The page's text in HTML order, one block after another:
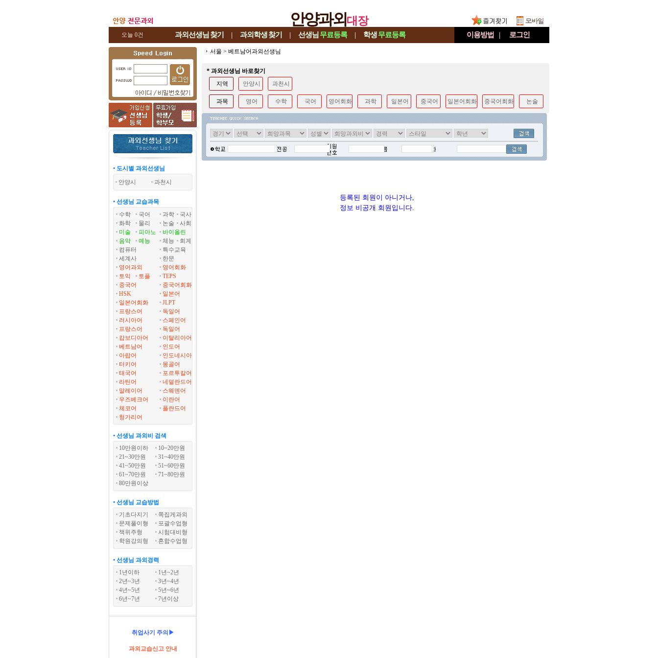
안양과외대장
오늘 0건 과외선생님 찾기 | 과외학생찾기 | 선생님 무료등록 | 학생무료등록 이용방법 | 로그인
• 도시별 과외선생님
안양시
과천시
• 선생님 교습과목
수학
국어 과학
국사
화학
물리 논술
사회
미술
피아노
바이올린
음악
예능 체능
회계
컴퓨터
특수교육
세계사
한문
영어과외
영어회화
토익
토플
TEPS
중국어
중국어회화
HSK
일본어
일본어회화
JLPT
프랑스어
독일어
러시아어
스페인어
프랑스어
독일어
캄보디아어
이탈리아어
베트남어
인도어
아랍어
인도네시아
터키어
몽골어
태국어
포르투칼어
라틴어
네덜란드어
말레이어
스웨덴어
우즈베크어
이란어
체코어
폴란드어
헝가리어
• 선생님 과외비 검색
10만원이하
10~20만원
21~30만원
31~40만원
41~50만원
51~60만원
61~70만원
71~80만원
80만원이상
• 선생님 교습방법
기초다지기
쪽집게과외
문제풀이형
포괄수업형
책위주형
시험대비형
학원강의형
혼합수업형
• 선생님 과외경력
1년이하
1년~2년
2년~3년
3년~4년
4년~5년
5년~6년
6년~7년
7년이상
취업사기 주의▶
과외교습신고 안내
서울 > 베트남어과외선생님
* 과외선생님 바로찾기
지역
안양시 과천시
과목 영어 수학 국어 영어회화 과학 일본어 중국어 일본어회화 중국어회화 논술
등록된 회원이 아니거나,
정보 비공개 회원입니다.